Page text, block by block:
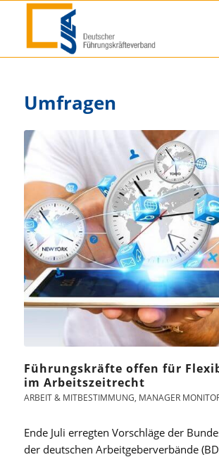
Umfragen
Führungskräfte offen für
im Arbeitszeitrecht
ARBEIT & MITBESTIMMUNG, MANAGER
Ende Juli erregten Vorschläge der
der deutschen Arbeitgeberverbände